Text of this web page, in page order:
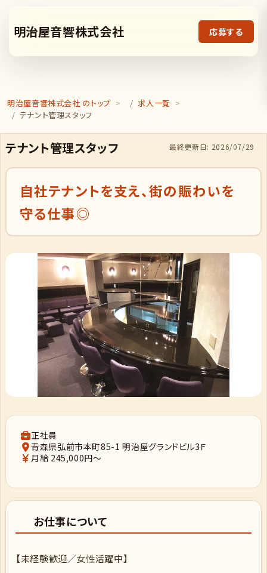
明治屋音響株式会社 応募する
明治屋音響株式会社 のトップ
求人一覧
テナント管理スタッフ
最終更新日: 2026/07/29
テナント管理スタッフ
自社テナントを支え、街の賑わいを
守る仕事◎
正社員
青森県弘前市本町85-1 明治屋グランドビル3Ｆ
月給 245,000円～
お仕事について
【未経験歓迎／女性活躍中】